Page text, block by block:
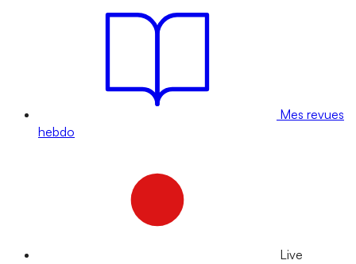
Mes revues
hebdo
Live